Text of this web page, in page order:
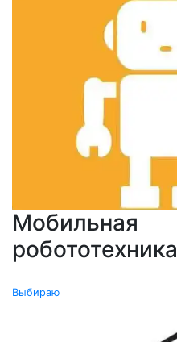
Мобильная
робототехника
Выбираю